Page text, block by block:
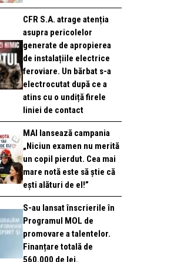
CFR S.A. atrage atenția
asupra pericolelor
generate de apropierea
de instalațiile electrice
feroviare. Un bărbat s-a
electrocutat după ce a
atins cu o undiță firele
liniei de contact
MAI lansează campania
„Niciun examen nu merită
un copil pierdut. Cea mai
mare notă este să știe că
ești alături de el!”
S-au lansat înscrierile în
Programul MOL de
promovare a talentelor.
Finanțare totală de
560.000 de lei.